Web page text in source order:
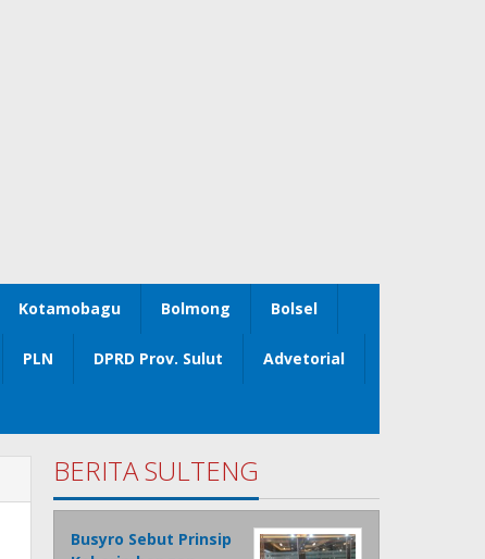
Kotamobagu Bolmong Bolsel
PLN DPRD Prov. Sulut Advetorial
BERITA SULTENG
Busyro Sebut Prinsip